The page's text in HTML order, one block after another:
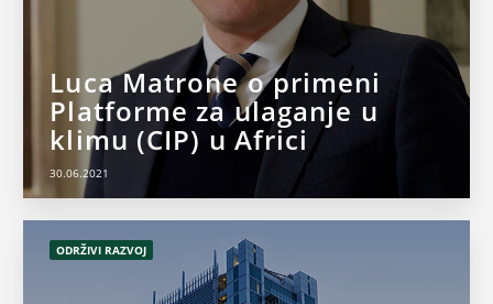
Luca Matrone o primeni
Platforme za ulaganje u
klimu (CIP) u Africi
30.06.2021
ODRŽIVI RAZVOJ